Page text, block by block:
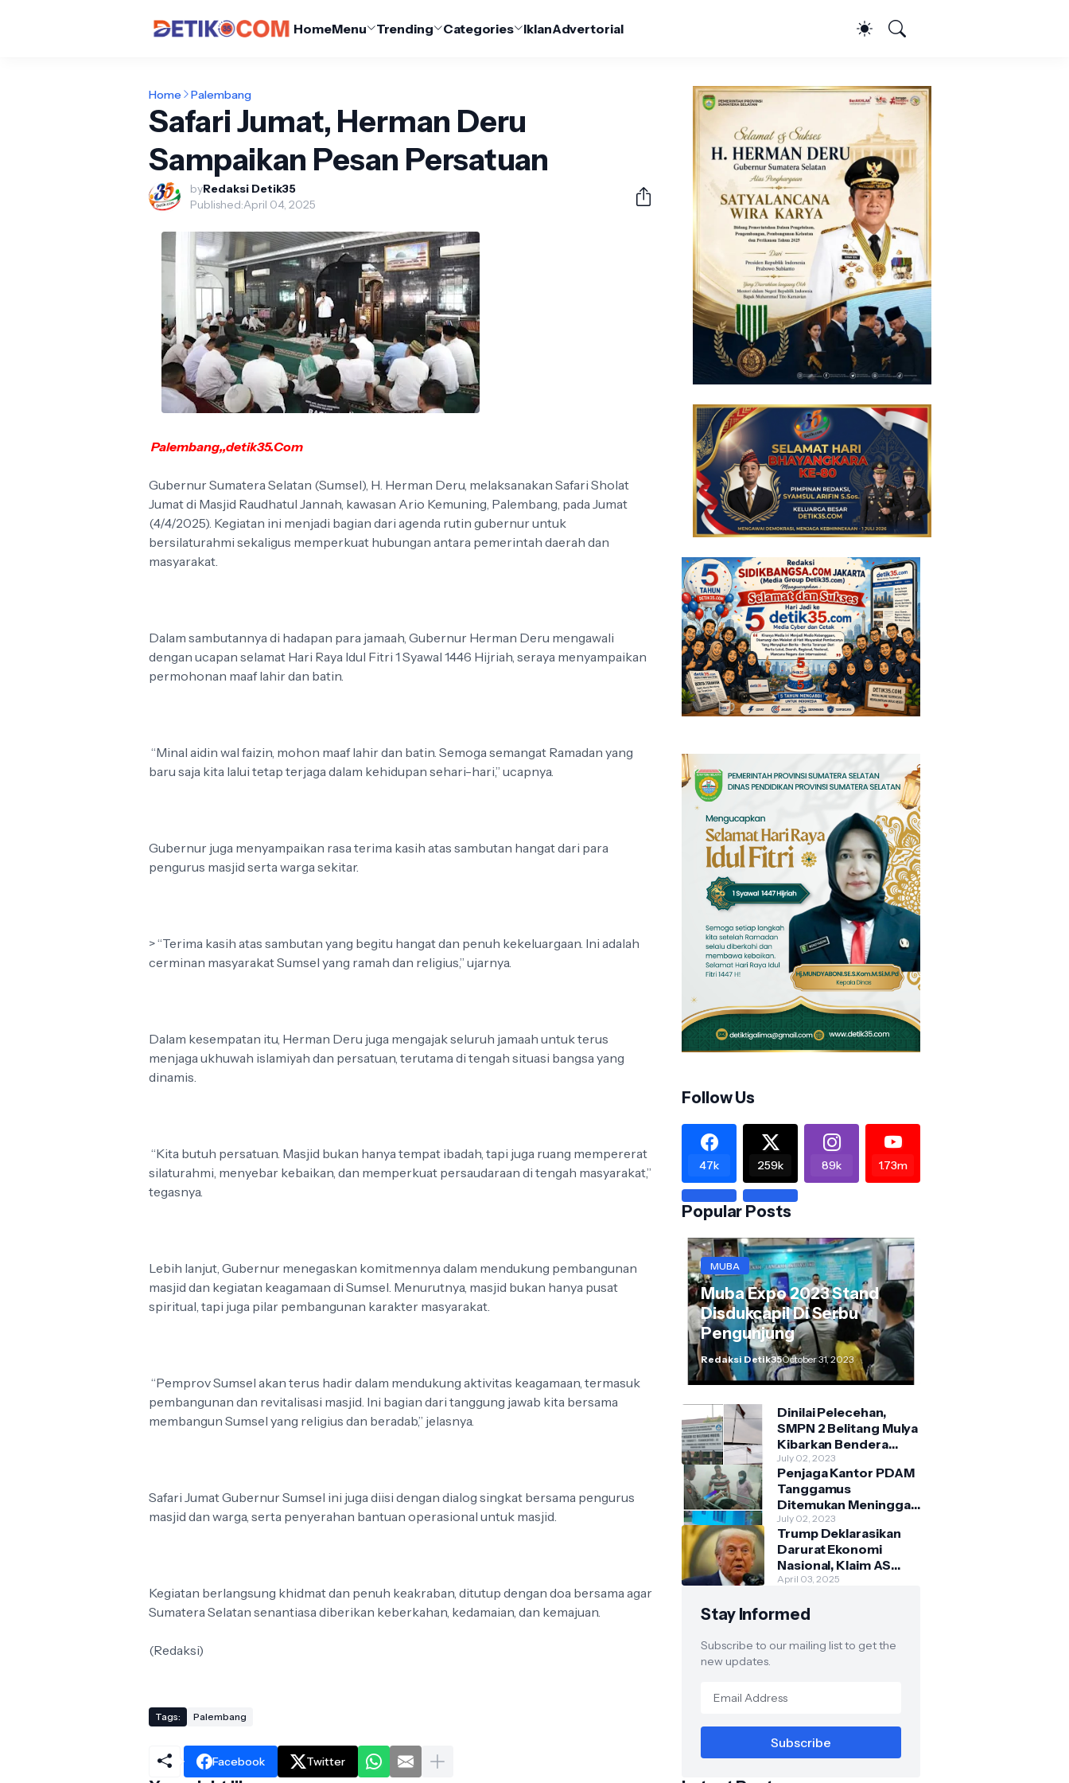
HomeMenu Trending Categories IklanAdvertorial
Home Palembang
Safari Jumat, Herman Deru
Sampaikan Pesan Persatuan
byRedaksi Detik35
Published:April 04, 2025
Palembang,,detik35.Com
Gubernur Sumatera Selatan (Sumsel), H. Herman Deru, melaksanakan Safari Sholat
Jumat di Masjid Raudhatul Jannah, kawasan Ario Kemuning, Palembang, pada Jumat
(4/4/2025). Kegiatan ini menjadi bagian dari agenda rutin gubernur untuk
bersilaturahmi sekaligus memperkuat hubungan antara pemerintah daerah dan
masyarakat.
Dalam sambutannya di hadapan para jamaah, Gubernur Herman Deru mengawali
dengan ucapan selamat Hari Raya Idul Fitri 1 Syawal 1446 Hijriah, seraya menyampaikan
permohonan maaf lahir dan batin.
“Minal aidin wal faizin, mohon maaf lahir dan batin. Semoga semangat Ramadan yang
baru saja kita lalui tetap terjaga dalam kehidupan sehari-hari,” ucapnya.
Gubernur juga menyampaikan rasa terima kasih atas sambutan hangat dari para
pengurus masjid serta warga sekitar.
> “Terima kasih atas sambutan yang begitu hangat dan penuh kekeluargaan. Ini adalah
cerminan masyarakat Sumsel yang ramah dan religius,” ujarnya.
Dalam kesempatan itu, Herman Deru juga mengajak seluruh jamaah untuk terus
menjaga ukhuwah islamiyah dan persatuan, terutama di tengah situasi bangsa yang
dinamis.
“Kita butuh persatuan. Masjid bukan hanya tempat ibadah, tapi juga ruang mempererat
silaturahmi, menyebar kebaikan, dan memperkuat persaudaraan di tengah masyarakat,”
tegasnya.
Lebih lanjut, Gubernur menegaskan komitmennya dalam mendukung pembangunan
masjid dan kegiatan keagamaan di Sumsel. Menurutnya, masjid bukan hanya pusat
spiritual, tapi juga pilar pembangunan karakter masyarakat.
“Pemprov Sumsel akan terus hadir dalam mendukung aktivitas keagamaan, termasuk
pembangunan dan revitalisasi masjid. Ini bagian dari tanggung jawab kita bersama
membangun Sumsel yang religius dan beradab,” jelasnya.
Safari Jumat Gubernur Sumsel ini juga diisi dengan dialog singkat bersama pengurus
masjid dan warga, serta penyerahan bantuan operasional untuk masjid.
Kegiatan berlangsung khidmat dan penuh keakraban, ditutup dengan doa bersama agar
Sumatera Selatan senantiasa diberikan keberkahan, kedamaian, dan kemajuan.
(Redaksi)
Tags: Palembang
Facebook Twitter
Follow Us
47k 259k 89k 1.73m
Popular Posts
MUBA
Muba Expo 2023 Stand
Disdukcapil Di Serbu
Pengunjung
Redaksi Detik35October 31, 2023
Dinilai Pelecehan,
SMPN 2 Belitang Mulya
Kibarkan Bendera
Usang dan Sobek
July 02, 2023
Penjaga Kantor PDAM
Tanggamus
Ditemukan Meninggal
di Belakang Kantornya.
July 02, 2023
Trump Deklarasikan
Darurat Ekonomi
Nasional, Klaim AS
Terus Diperlakukan
Asing"
April 03, 2025
Stay Informed
Subscribe to our mailing list to get the
new updates.